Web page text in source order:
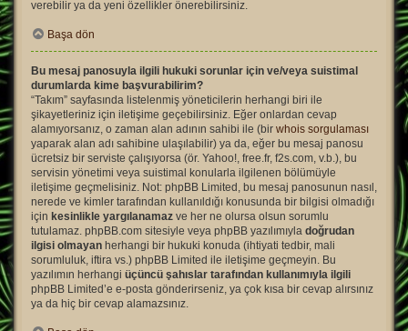
verebilir ya da yeni özellikler önerebilirsiniz.
Başa dön
Bu mesaj panosuyla ilgili hukuki sorunlar için ve/veya suistimal
durumlarda kime başvurabilirim?
“Takım” sayfasında listelenmiş yöneticilerin herhangi biri ile
şikayetleriniz için iletişime geçebilirsiniz. Eğer onlardan cevap
alamıyorsanız, o zaman alan adının sahibi ile (bir whois sorgulaması
yaparak alan adı sahibine ulaşılabilir) ya da, eğer bu mesaj panosu
ücretsiz bir serviste çalışıyorsa (ör. Yahoo!, free.fr, f2s.com, v.b.), bu
servisin yönetimi veya suistimal konularla ilgilenen bölümüyle
iletişime geçmelisiniz. Not: phpBB Limited, bu mesaj panosunun nasıl,
nerede ve kimler tarafından kullanıldığı konusunda bir bilgisi olmadığı
için kesinlikle yargılanamaz ve her ne olursa olsun sorumlu
tutulamaz. phpBB.com sitesiyle veya phpBB yazılımıyla doğrudan
ilgisi olmayan herhangi bir hukuki konuda (ihtiyati tedbir, mali
sorumluluk, iftira vs.) phpBB Limited ile iletişime geçmeyin. Bu
yazılımın herhangi üçüncü şahıslar tarafından kullanımıyla ilgili
phpBB Limited’e e-posta gönderirseniz, ya çok kısa bir cevap alırsınız
ya da hiç bir cevap alamazsınız.